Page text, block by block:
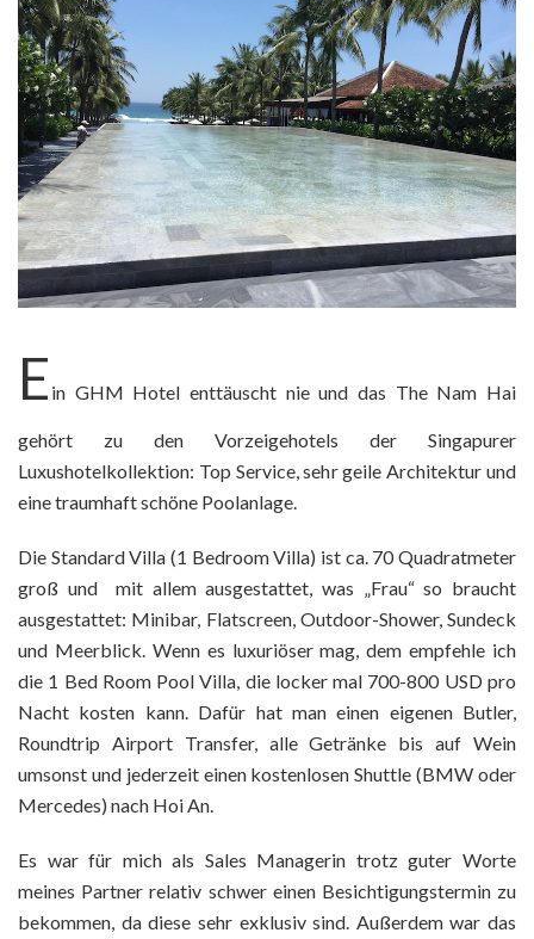
E in GHM Hotel enttäuscht nie und das The Nam Hai
gehört zu den Vorzeigehotels der Singapurer
Luxushotelkollektion: Top Service, sehr geile Architektur und
eine traumhaft schöne Poolanlage.
Die Standard Villa (1 Bedroom Villa) ist ca. 70 Quadratmeter
groß und mit allem ausgestattet, was „Frau“ so braucht
ausgestattet: Minibar, Flatscreen, Outdoor-Shower, Sundeck
und Meerblick. Wenn es luxuriöser mag, dem empfehle ich
die 1 Bed Room Pool Villa, die locker mal 700-800 USD pro
Nacht kosten kann. Dafür hat man einen eigenen Butler,
Roundtrip Airport Transfer, alle Getränke bis auf Wein
umsonst und jederzeit einen kostenlosen Shuttle (BMW oder
Mercedes) nach Hoi An.
Es war für mich als Sales Managerin trotz guter Worte
meines Partner relativ schwer einen Besichtigungstermin zu
bekommen, da diese sehr exklusiv sind. Außerdem war das